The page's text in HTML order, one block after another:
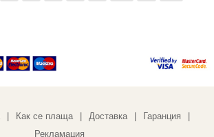
Как се плаща Доставка Гаранция
Рекламация